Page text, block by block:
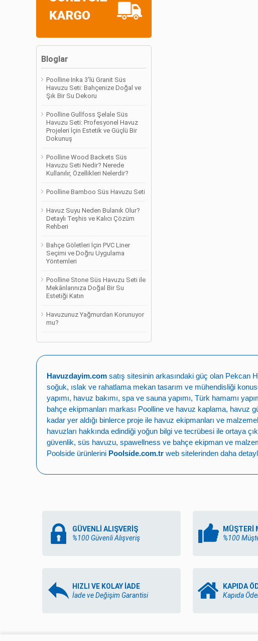
Bloglar
Poolline Inka 3'lü Granit Süs
Havuzu Seti: Bahçenize Doğal ve
Şık Bir Su Dekoru
Poolline Gullfoss Şelale Süs
Havuzu Seti: Profesyonel Havuz
Projeleri İçin Estetik ve Güçlü Bir
Dokunuş
Poolline Wood Backets Süs
Havuzu Seti Nedir? Nerede
Kullanılır, Özellikleri Nelerdir?
Poolline Bamboo Süs Havuzu Seti
Havuz Suyu Neden Bulanık Olur?
Detaylı Teşhis ve Kalıcı Çözüm
Rehberi
Bahçe Göletleri İçin PVC Liner
Seçimi ve Doğru Uygulama
Yöntemleri
Poolline Stone Süs Havuzu Seti ile
Mekânlarınıza Doğal Bir Su
Estetiği Katın
Havuzunuz Yağmurdan Korunuyor
mu?
Havuzdayim.com satış sitesinin arkasındaki güç olan Pekcan
soğuk, ıslak ve rahatlama mekan tasarım ve mühendisliği
yapımı, havuz bakımı, spa ve sauna yapımı, Türk hamamı
bahçe ekipmanları markası Poolline ve havuz kaplama, havuz
kadar yer aldığı binlerce proje ile havuz ekipmanları ve
havuzları hakkında edindiği yoğun bilgi ve tecrübesi ile ortaya
güvenlik, süs havuzu, spawellness ve bahçe ekipman ve
Poolside ürünlerini Poolside.com.tr web sitelerinden daha
GÜVENLİ ALIŞVERİŞ
%100 Güvenli Alışveriş
MÜŞTERİ
%100
HIZLI VE KOLAY İADE
İade ve Değişim Garantisi
KAPIDA
Kapıda